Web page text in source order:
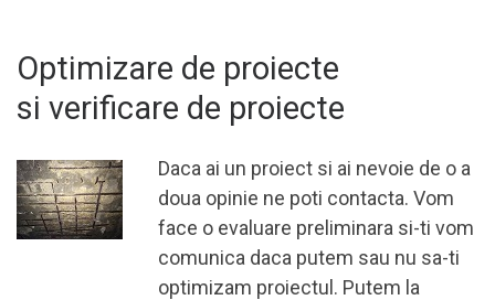
Optimizare de proiecte
si verificare de proiecte
Daca ai un proiect si ai nevoie de o a
doua opinie ne poti contacta. Vom
face o evaluare preliminara si-ti vom
comunica daca putem sau nu sa-ti
optimizam proiectul. Putem la